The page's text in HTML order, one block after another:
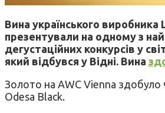
Вина українського виробника
презентували на одному з
дегустаційних конкурсів у
який відбувся у Відні. Вина
Золото на AWC Vienna здобуло
Odesa Black.